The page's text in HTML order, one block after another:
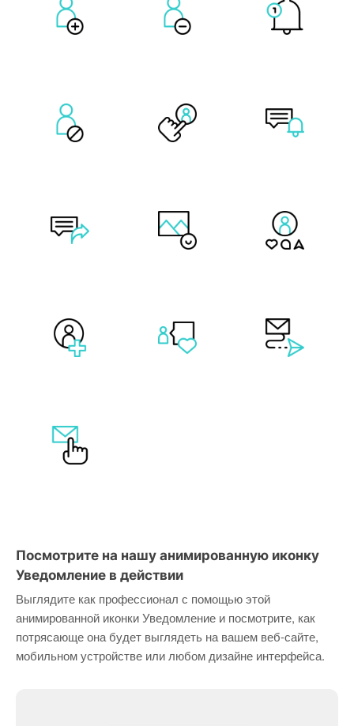
Посмотрите на нашу анимированную иконку
Уведомление в действии
Выглядите как профессионал с помощью этой
анимированной иконки Уведомление и посмотрите, как
потрясающе она будет выглядеть на вашем веб-сайте,
мобильном устройстве или любом дизайне интерфейса.